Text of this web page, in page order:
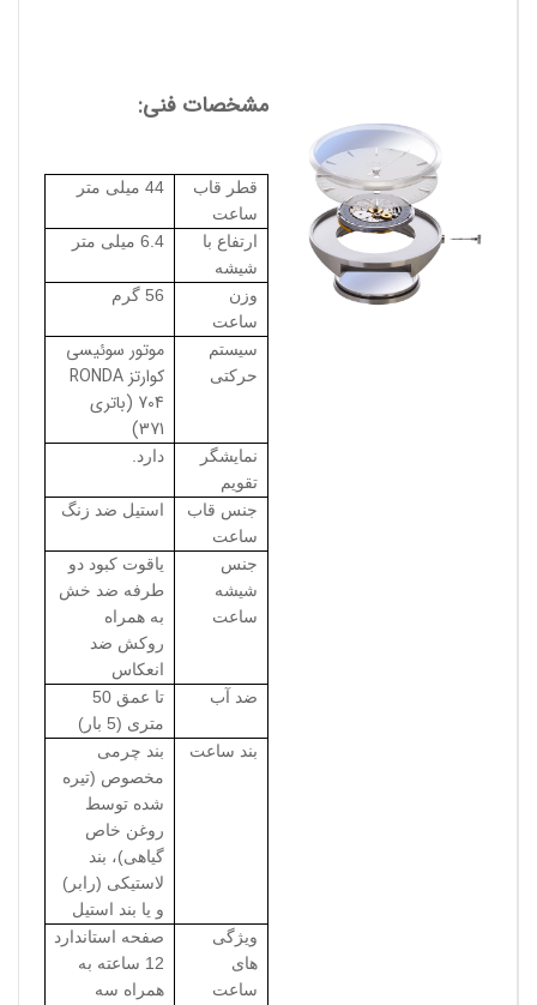
مشخصات فنی:
قطر قاب
ساعت
44 میلی متر
ارتفاع با
شیشه
6.4 میلی متر
وزن
ساعت
56 گرم
سیستم
حرکتی
موتور سوئیسی
کوارتز RONDA
704 (باتری
371)
نمایشگر
تقویم
دارد.
جنس قاب
ساعت
استیل ضد زنگ
جنس
شیشه
ساعت
یاقوت کبود دو
طرفه ضد خش
به همراه
روکش ضد
انعکاس
ضد آب
تا عمق 50
متری (5 بار)
بند ساعت
بند چرمی
مخصوص (تیره
شده توسط
روغن خاص
گیاهی)، بند
لاستیکی (رابر)
و یا بند استیل
ویژگی
های
ساعت
صفحه استاندارد
12 ساعته به
همراه سه